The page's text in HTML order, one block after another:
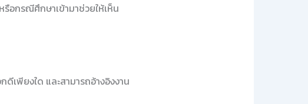
อกรณีศึกษาเข้ามาช่วยให้เห็น
เพียงใด และสามารถอ้างอิงงาน